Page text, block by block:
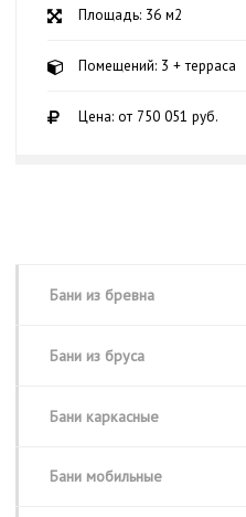
Площадь: 36 м2
Помещений: 3 + терраса
Цена: от 750 051 руб.
Бани из бревна
Бани из бруса
Бани каркасные
Бани мобильные